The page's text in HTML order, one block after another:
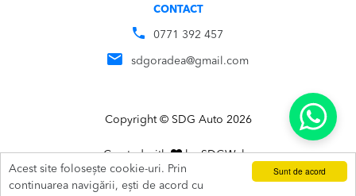
Sunt de acord
Acest site folosește cookie-uri. Prin
continuarea navigării, ești de acord cu
CONTACT
0771 392 457
sdgoradea@gmail.com
Copyright © SDG Auto 2026
Created with bySDGWebs
ADAUGĂ ÎN COȘ